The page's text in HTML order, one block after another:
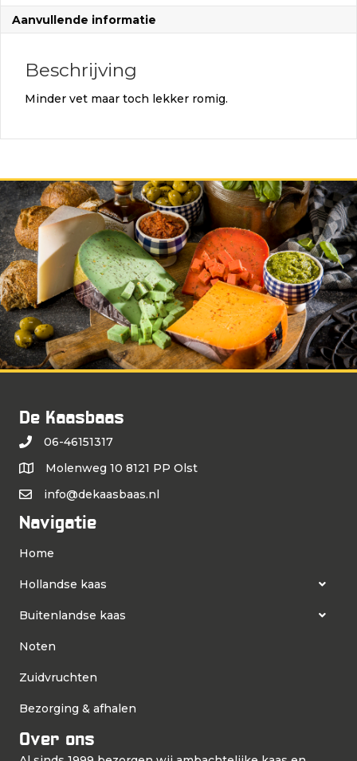
Aanvullende informatie
Beschrijving
Minder vet maar toch lekker romig.
De Kaasbaas
06-46151317
Molenweg 10 8121 PP Olst
info@dekaasbaas.nl
Navigatie
Home
Hollandse kaas
Buitenlandse kaas
Noten
Zuidvruchten
Bezorging & afhalen
Over ons